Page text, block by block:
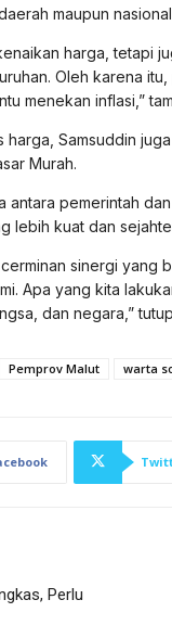
maupun
harga, tetapi
Oleh karena
menekan inflasi,”
Samsuddin
Murah.
antara pemerintah
lebih kuat dan
sinergi yang
Apa yang kita
dan negara,”
Pemprov Malut warta
Perlu